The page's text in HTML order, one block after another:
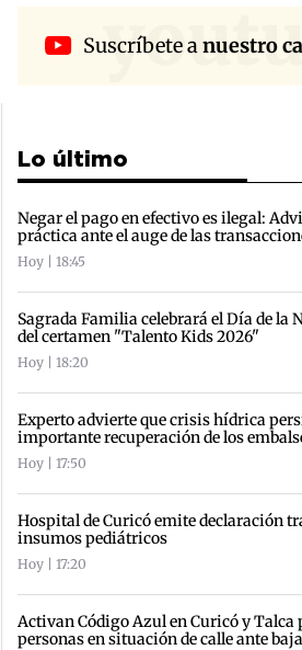
Suscríbete anuestro
Lo último
Negar el pago en efectivo es ilegal:
práctica ante el auge de las
Hoy | 18:45
Sagrada Familia celebrará el Día de la
del certamen "Talento Kids 2026"
Hoy | 18:20
Experto advierte que crisis hídrica
importante recuperación de los
Hoy | 17:50
Hospital de Curicó emite declaración
insumos pediátricos
Hoy | 17:20
Activan Código Azul en Curicó y Talca
personas en situación de calle ante